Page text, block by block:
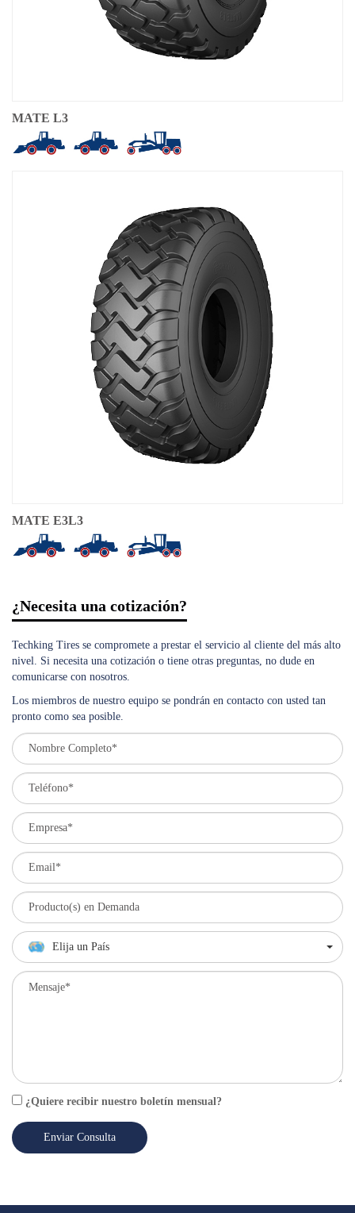
MATE L3
MATE E3L3
¿Necesita una cotización?
Techking Tires se compromete a prestar el servicio al cliente del más alto
nivel. Si necesita una cotización o tiene otras preguntas, no dude en
comunicarse con nosotros.
Los miembros de nuestro equipo se pondrán en contacto con usted tan
pronto como sea posible.
Elija un País
¿Quiere recibir nuestro boletín mensual?
Enviar Consulta